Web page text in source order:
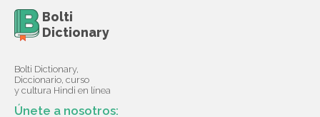
Bolti
Dictionary
Bolti Dictionary,
Diccionario, curso
y cultura Hindi en línea
Únete a nosotros: